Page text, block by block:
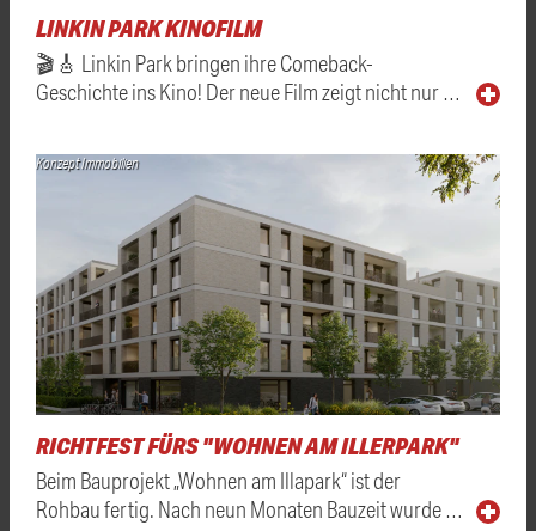
LINKIN PARK KINOFILM
🎬🎸 Linkin Park bringen ihre Comeback-
Geschichte ins Kino! Der neue Film zeigt nicht nur …
Konzept Immobilien
RICHTFEST FÜRS "WOHNEN AM ILLERPARK"
Beim Bauprojekt „Wohnen am Illapark“ ist der
Rohbau fertig. Nach neun Monaten Bauzeit wurde …